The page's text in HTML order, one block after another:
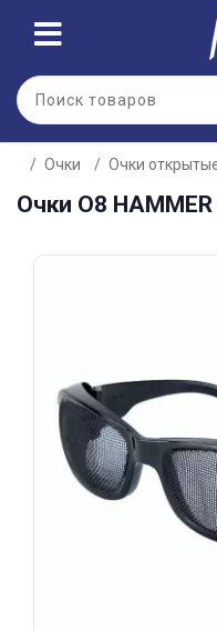
Очки Очки
Очки О8
Для клиентов всех
Разбейте
оплатуна
без
Сегодня
%
Добавляйте